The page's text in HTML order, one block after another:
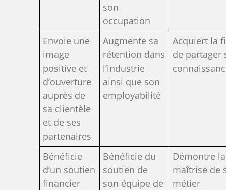
son
occupation
Envoie une
image
positive et
d’ouverture
auprès de
sa clientèle
et de ses
partenaires
Augmente sa
rétention dans
l’industrie
ainsi que son
employabilité
Acquiert la
de partager
Bénéficie
d’un soutien
financier
Bénéficie du
soutien de
son équipe de
Démontre la
maîtrise de
métier